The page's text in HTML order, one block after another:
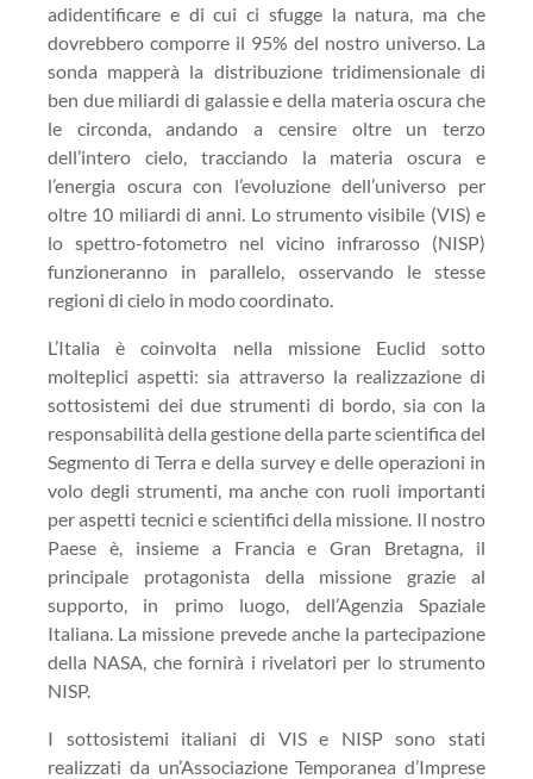
adidentificare e di cui ci sfugge la natura, ma che
dovrebbero comporre il 95% del nostro universo. La
sonda mapperà la distribuzione tridimensionale di
ben due miliardi di galassie e della materia oscura che
le circonda, andando a censire oltre un terzo
dell’intero cielo, tracciando la materia oscura e
l’energia oscura con l’evoluzione dell’universo per
oltre 10 miliardi di anni. Lo strumento visibile (VIS) e
lo spettro-fotometro nel vicino infrarosso (NISP)
funzioneranno in parallelo, osservando le stesse
regioni di cielo in modo coordinato.
L’Italia è coinvolta nella missione Euclid sotto
molteplici aspetti: sia attraverso la realizzazione di
sottosistemi dei due strumenti di bordo, sia con la
responsabilità della gestione della parte scientifica del
Segmento di Terra e della survey e delle operazioni in
volo degli strumenti, ma anche con ruoli importanti
per aspetti tecnici e scientifici della missione. Il nostro
Paese è, insieme a Francia e Gran Bretagna, il
principale protagonista della missione grazie al
supporto, in primo luogo, dell’Agenzia Spaziale
Italiana. La missione prevede anche la partecipazione
della NASA, che fornirà i rivelatori per lo strumento
NISP.
I sottosistemi italiani di VIS e NISP sono stati
realizzati da un’Associazione Temporanea d’Imprese